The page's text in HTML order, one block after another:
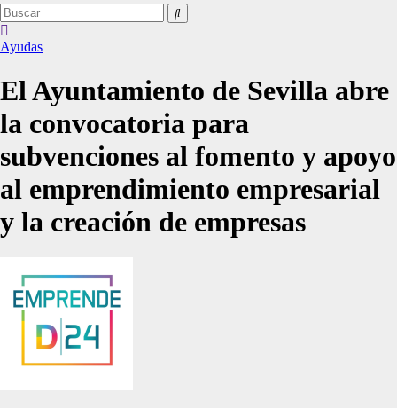
Ayudas
El Ayuntamiento de Sevilla abre
la convocatoria para
subvenciones al fomento y apoyo
al emprendimiento empresarial
y la creación de empresas